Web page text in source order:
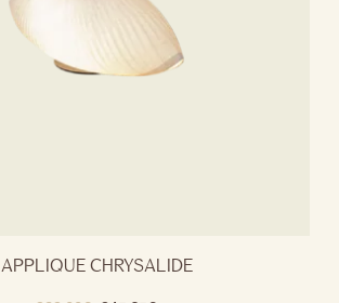
APPLIQUE CHRYSALIDE